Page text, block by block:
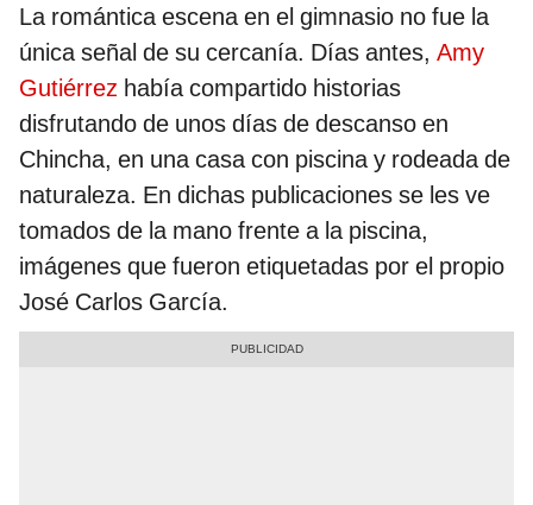
La romántica escena en el gimnasio no fue la
única señal de su cercanía. Días antes, Amy
Gutiérrez había compartido historias
disfrutando de unos días de descanso en
Chincha, en una casa con piscina y rodeada de
naturaleza. En dichas publicaciones se les ve
tomados de la mano frente a la piscina,
imágenes que fueron etiquetadas por el propio
José Carlos García.